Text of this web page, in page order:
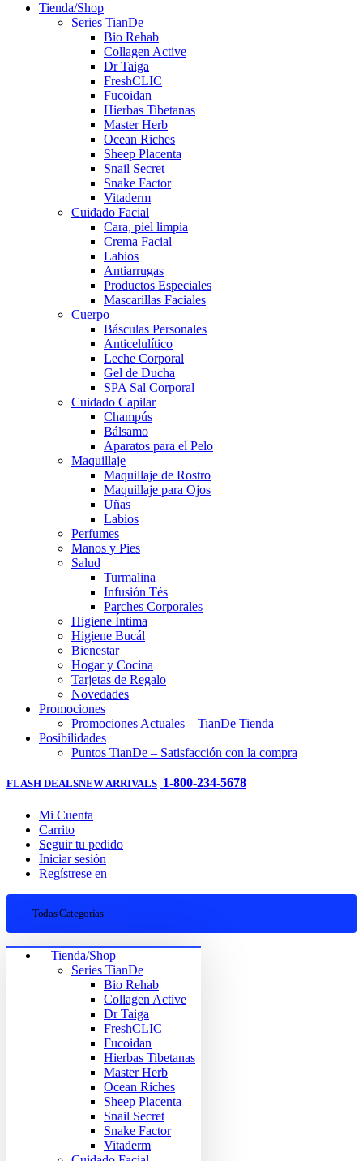
Tienda/Shop
Series TianDe
Bio Rehab
Collagen Active
Dr Taiga
FreshCLIC
Fucoidan
Hierbas Tibetanas
Master Herb
Ocean Riches
Sheep Placenta
Snail Secret
Snake Factor
Vitaderm
Cuidado Facial
Cara, piel limpia
Crema Facial
Labios
Antiarrugas
Productos Especiales
Mascarillas Faciales
Cuerpo
Básculas Personales
Anticelulítico
Leche Corporal
Gel de Ducha
SPA Sal Corporal
Cuidado Capilar
Champús
Bálsamo
Aparatos para el Pelo
Maquillaje
Maquillaje de Rostro
Maquillaje para Ojos
Uñas
Labios
Perfumes
Manos y Pies
Salud
Turmalina
Infusión Tés
Parches Corporales
Higiene Íntima
Higiene Bucál
Bienestar
Hogar y Cocina
Tarjetas de Regalo
Novedades
Promociones
Promociones Actuales – TianDe Tienda
Posibilidades
Puntos TianDe – Satisfacción con la compra
FLASH DEALSNEW ARRIVALS 1-800-234-5678
Mi Cuenta
Carrito
Seguir tu pedido
Iniciar sesión
Regístrese en
Todas Categorias
Tienda/Shop
Series TianDe
Bio Rehab
Collagen Active
Dr Taiga
FreshCLIC
Fucoidan
Hierbas Tibetanas
Master Herb
Ocean Riches
Sheep Placenta
Snail Secret
Snake Factor
Vitaderm